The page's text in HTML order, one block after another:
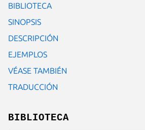
BIBLIOTECA
SINOPSIS
DESCRIPCIÓN
EJEMPLOS
VÉASE TAMBIÉN
TRADUCCIÓN
BIBLIOTECA